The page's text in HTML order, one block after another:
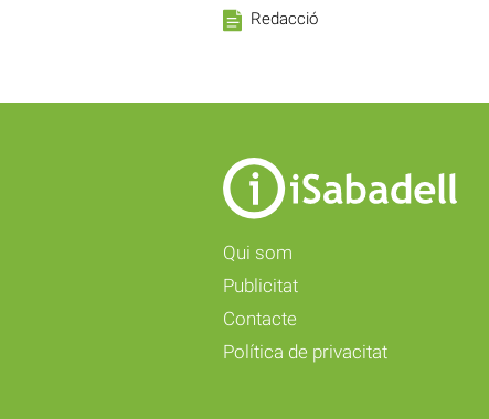
Redacció
Qui som
Publicitat
Contacte
Política de privacitat